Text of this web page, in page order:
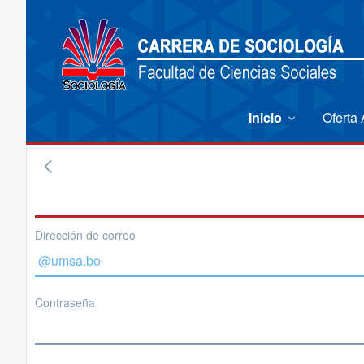
Inicio Oferta
Dirección de correo
Contraseña